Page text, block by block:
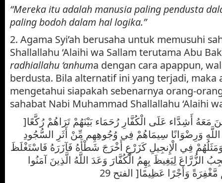
“Mereka itu adalah manusia paling pendusta
paling bodoh dalam hal logika.”
2. Agama Syi’ah berusaha untuk memusuhi
Shallallahu ‘Alaihi wa Sallam terutama Abu
radhiallahu ‘anhuma dengan cara apappun,
berdusta. Bila alternatif ini yang terjadi, maka
mengetahui siapakah sebenarnya orang-
sahabat Nabi Muhammad Shallallahu ‘Alaihi
]مُّحَمَّدٌ رَّسُولُ اللَّهِ وَالَّذِينَ مَعَهُ أَشِدَّاء عَلَى الْكُفَّارِ رُحَمَاء بَيْنَهُمْ تَرَاهُمْ رُكَّعًا
وَرِضْوَانًا سِيمَاهُمْ فِي وُجُوهِهِم مِّنْ أَثَرِ السُّجُودِ
فِي الْإِنجِيلِ كَزَرْعٍ أَخْرَجَ شَطْأَهُ فَآزَرَهُ فَاسْتَغْلَظَ
لِيَغِيظَ بِهِمُ الْكُفَّارَ وَعَدَ اللَّهُ الَّذِينَ آمَنُوا
وَأَجْرًا عَظِيمًا[ الفتح 29